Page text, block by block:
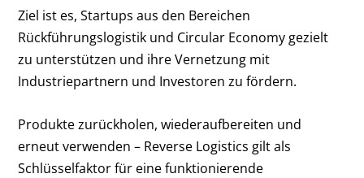
Ziel ist es, Startups aus den Bereichen
Rückführungslogistik und Circular Economy gezielt
zu unterstützen und ihre Vernetzung mit
Industriepartnern und Investoren zu fördern.
Produkte zurückholen, wiederaufbereiten und
erneut verwenden – Reverse Logistics gilt als
Schlüsselfaktor für eine funktionierende